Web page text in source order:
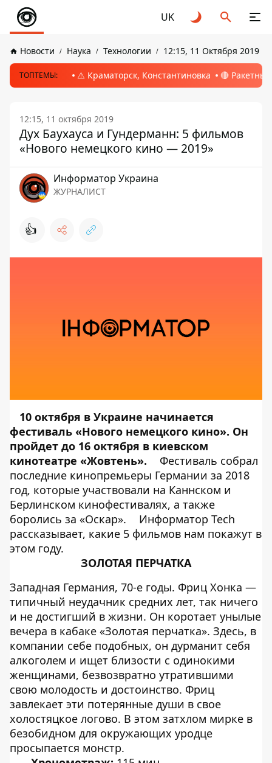
UK
Новости Наука Технологии 12:15, 11 Октября 2019
ТОПТЕМЫ: ⚠️ Краматорск, Константиновка 🔴
12:15, 11 октября 2019
Дух Баухауса и Гундерманн: 5 фильмов
«Нового немецкого кино — 2019»
Информатор Украина
ЖУРНАЛИСТ
👍
10 октября в Украине начинается
фестиваль «Нового немецкого кино». Он
пройдет до 16 октября в киевском
кинотеатре «Жовтень».
Фестиваль собрал
последние кинопремьеры Германии за 2018
год, которые участвовали на Каннском и
Берлинском кинофестивалях, а также
боролись за «Оскар».
Информатор Tech
рассказывает, какие 5 фильмов нам покажут в
этом году.
ЗОЛОТАЯ ПЕРЧАТКА
Западная Германия, 70-е годы. Фриц Хонка —
типичный неудачник средних лет, так ничего
и не достигший в жизни. Он коротает унылые
вечера в кабаке «Золотая перчатка». Здесь, в
компании себе подобных, он дурманит себя
алкоголем и ищет близости с одинокими
женщинами, безвозвратно утратившими
свою молодость и достоинство. Фриц
завлекает эти потерянные души в свое
холостяцкое логово. В этом затхлом мирке в
безобидном для окружающих уродце
просыпается монстр.